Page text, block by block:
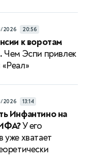
2026 20:56
к воротам
Чем Эспи привлек
2026 13:14
Инфантино на
У его
уже хватает